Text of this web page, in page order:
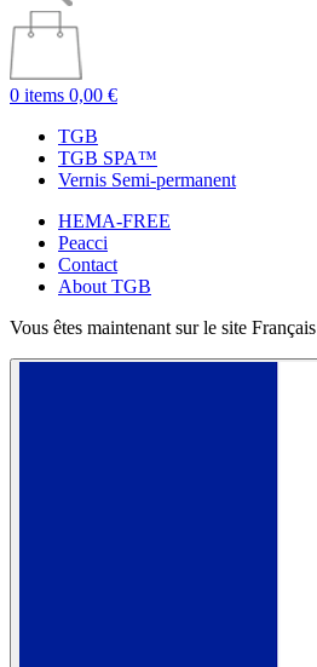
0 items 0,00 €
TGB
TGB SPA™
Vernis Semi-permanent
HEMA-FREE
Peacci
Contact
About TGB
Vous êtes maintenant sur le site Français